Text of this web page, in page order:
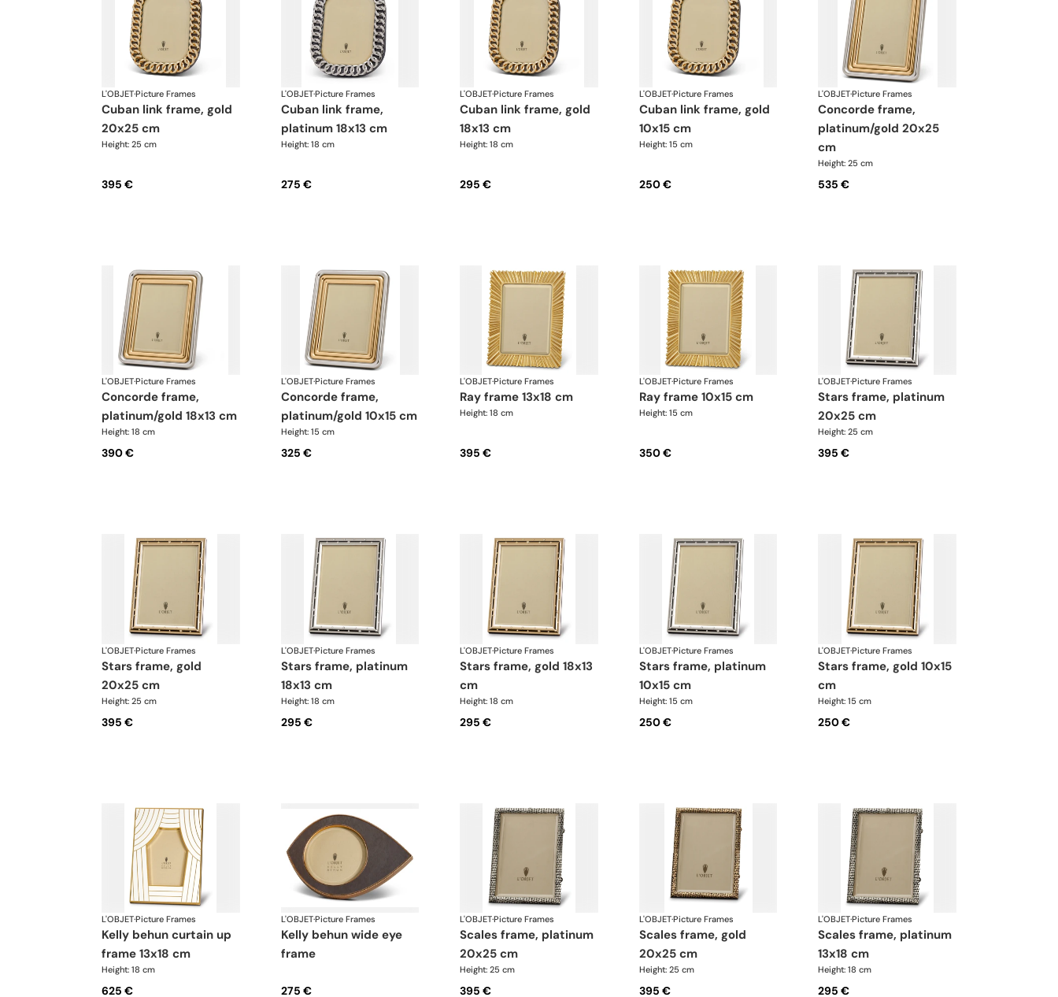
L'OBJET·Picture Frames
cuban link frame, gold
20x25 cm
Height: 25 cm
395 €
L'OBJET·Picture Frames
cuban link frame,
platinum 18x13 cm
Height: 18 cm
275 €
L'OBJET·Picture Frames
cuban link frame, gold
18x13 cm
Height: 18 cm
295 €
L'OBJET·Picture Frames
cuban link frame, gold
10x15 cm
Height: 15 cm
250 €
L'OBJET·Picture Frames
concorde frame,
platinum/gold 20x25
cm
Height: 25 cm
535 €
L'OBJET·Picture Frames
concorde frame,
platinum/gold 18x13 cm
Height: 18 cm
390 €
L'OBJET·Picture Frames
concorde frame,
platinum/gold 10x15 cm
Height: 15 cm
325 €
L'OBJET·Picture Frames
ray frame 13x18 cm
Height: 18 cm
395 €
L'OBJET·Picture Frames
ray frame 10x15 cm
Height: 15 cm
350 €
L'OBJET·Picture Frames
stars frame, platinum
20x25 cm
Height: 25 cm
395 €
L'OBJET·Picture Frames
stars frame, gold
20x25 cm
Height: 25 cm
395 €
L'OBJET·Picture Frames
stars frame, platinum
18x13 cm
Height: 18 cm
295 €
L'OBJET·Picture Frames
stars frame, gold 18x13
cm
Height: 18 cm
295 €
L'OBJET·Picture Frames
stars frame, platinum
10x15 cm
Height: 15 cm
250 €
L'OBJET·Picture Frames
stars frame, gold 10x15
cm
Height: 15 cm
250 €
L'OBJET·Picture Frames
kelly behun curtain up
frame 13x18 cm
Height: 18 cm
625 €
L'OBJET·Picture Frames
kelly behun wide eye
frame
275 €
L'OBJET·Picture Frames
scales frame, platinum
20x25 cm
Height: 25 cm
395 €
L'OBJET·Picture Frames
scales frame, gold
20x25 cm
Height: 25 cm
395 €
L'OBJET·Picture Frames
scales frame, platinum
13x18 cm
Height: 18 cm
295 €